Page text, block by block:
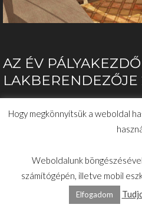
AZ ÉV PÁLYAKEZDŐ
LAKBERENDEZŐJE
Hogy megkönnyítsük a weboldal
Weboldalunk
számítógépén, illetve mobil
Elfogadom